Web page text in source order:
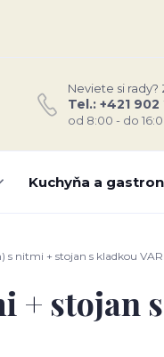
Neviete si rady?
Tel.: +421 902
od 8:00 - do
Kuchyňa a
nitmi + stojan s kladkou VAR
+ stojan